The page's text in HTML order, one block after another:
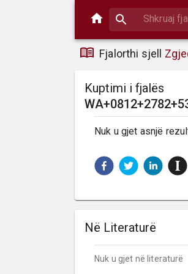
Fjalorthi sjell
Kuptimi i fjalës
Nuk u gjet asnjë
Në Literaturë
Nuk u gjet në literaturë